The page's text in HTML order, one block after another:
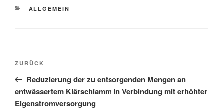
KATEGORIEN
ALLGEMEIN
Beitragsnavigation
Vorheriger
Beitrag
ZURÜCK
Reduzierung der zu entsorgenden Mengen an
entwässertem Klärschlamm in Verbindung mit erhöhter
Eigenstromversorgung